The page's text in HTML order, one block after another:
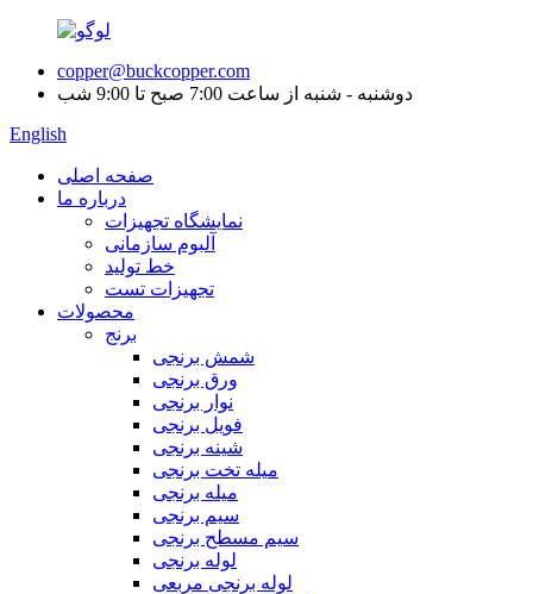
copper@buckcopper.com
دوشنبه - شنبه از ساعت 7:00 صبح تا 9:00 شب
English
صفحه اصلی
درباره ما
نمایشگاه تجهیزات
آلبوم سازمانی
خط تولید
تجهیزات تست
محصولات
برنج
شمش برنجی
ورق برنجی
نوار برنجی
فویل برنجی
شینه برنجی
میله تخت برنجی
میله برنجی
سیم برنجی
سیم مسطح برنجی
لوله برنجی
لوله برنجی مربعی